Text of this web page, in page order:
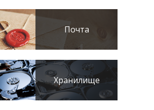
Почта
Хранилище